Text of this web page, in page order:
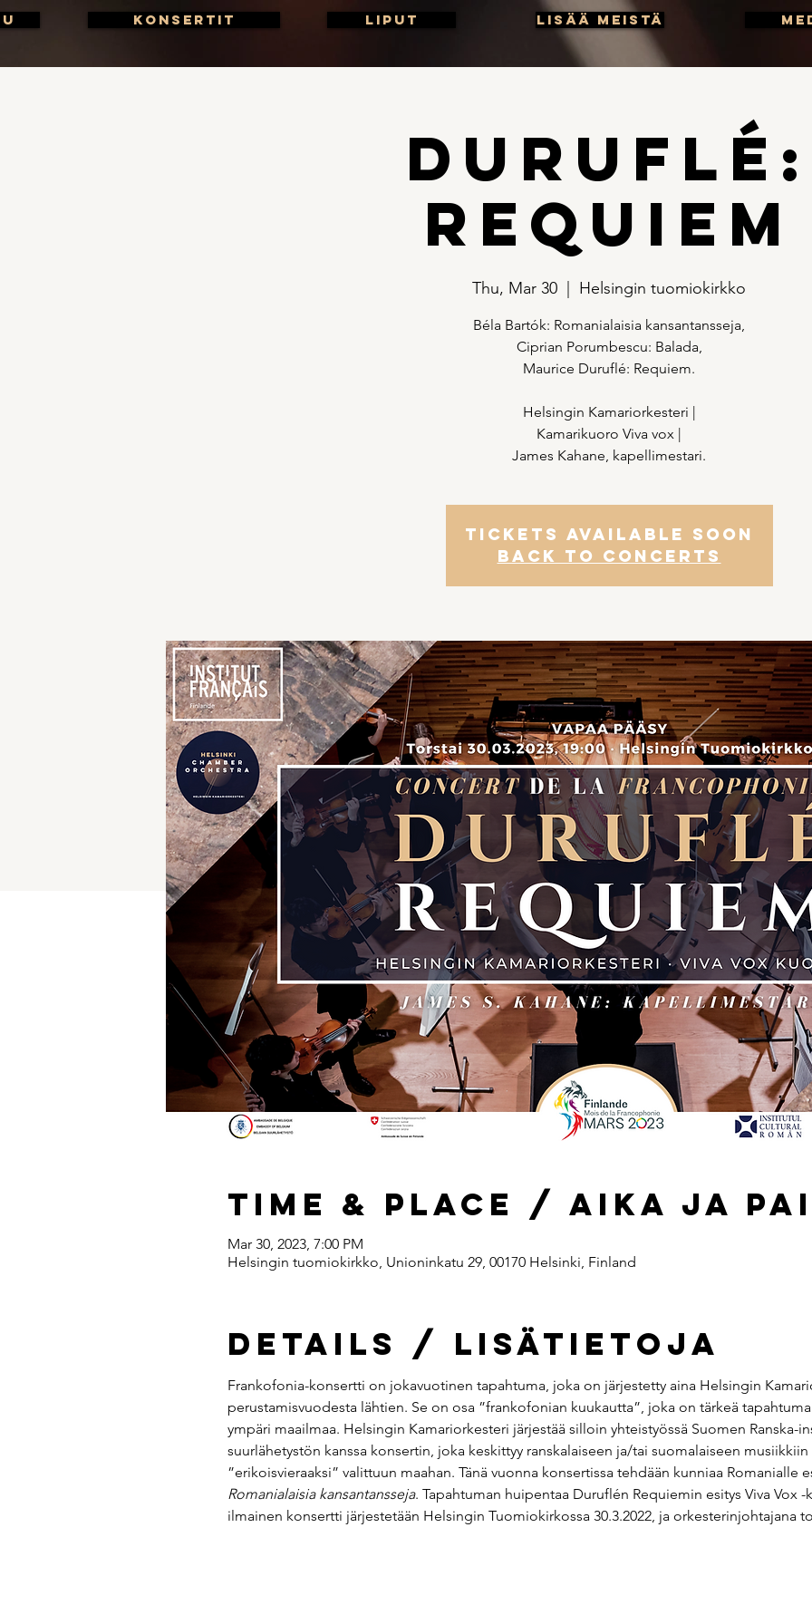
Konsertit LIPUT Lisää meistä
Duruflé:
Requiem
Thu, Mar 30 Helsingin tuomiokirkko
Béla Bartók: Romanialaisia kansantansseja,
Ciprian Porumbescu: Balada,
Maurice Duruflé: Requiem.
Helsingin Kamariorkesteri |
Kamarikuoro Viva vox |
James Kahane, kapellimestari.
Tickets Available Soon
Back to concerts
Time & Place / Aika ja
Mar 30, 2023, 7:00 PM
Helsingin tuomiokirkko, Unioninkatu 29, 00170 Helsinki, Finland
Details / Lisätietoja
Frankofonia-konsertti on jokavuotinen tapahtuma, joka on järjestetty aina Helsingin
perustamisvuodesta lähtien. Se on osa ”frankofonian kuukautta”, joka on tärkeä
ympäri maailmaa. Helsingin Kamariorkesteri järjestää silloin yhteistyössä Suomen Ranska-
suurlähetystön kanssa konsertin, joka keskittyy ranskalaiseen ja/tai suomalaiseen
”erikoisvieraaksi” valittuun maahan. Tänä vuonna konsertissa tehdään kunniaa Romanialle
Romanialaisia kansantansseja. Tapahtuman huipentaa Duruflén Requiemin esitys Viva Vox -
ilmainen konsertti järjestetään Helsingin Tuomiokirkossa 30.3.2022, ja orkesterinjohtajana